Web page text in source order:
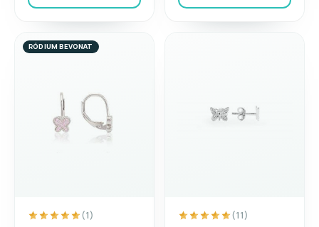
RÓDIUM BEVONAT
(1) (11)